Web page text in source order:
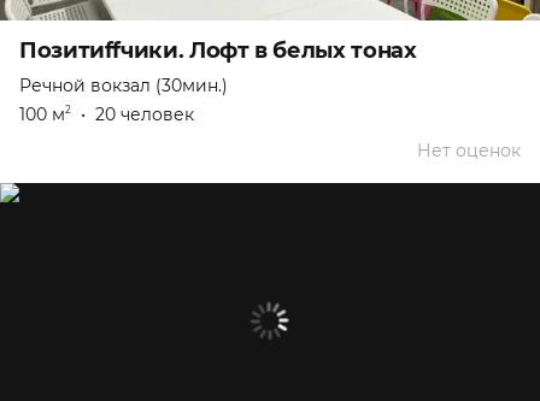
Позитиffчики. Лофт в белых тонах
Речной вокзал (30мин.)
100 м2 • 20 человек
Нет оценок